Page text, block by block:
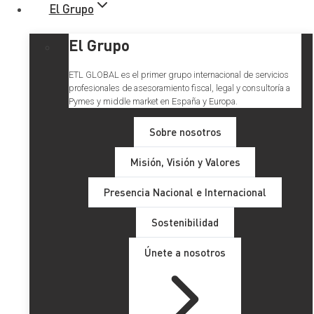
El Grupo
El Grupo
ETL GLOBAL es el primer grupo internacional de servicios
profesionales de asesoramiento fiscal, legal y consultoría a
Pymes y middle market en España y Europa.
Sobre nosotros
Misión, Visión y Valores
Presencia Nacional e Internacional
Sostenibilidad
Únete a nosotros
La Regulación de las
Criptomonedas
Tras lo que parece el fin del cripto invierno iniciado a finales
de 2021, el boom experimentado por Bitcoin estos últimos